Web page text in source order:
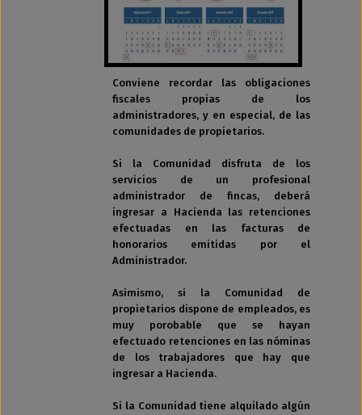
Conviene recordar las obligaciones
fiscales propias de los
administradores, y en especial, de las
comunidades de propietarios.
Si la Comunidad disfruta de los
servicios de un profesional
administrador de fincas, deberá
ingresar a Hacienda las retenciones
efectuadas en las facturas de
honorarios emitidas por el
Administrador.
Asimismo, si la Comunidad de
propietarios dispone de empleados, es
muy porobable que se hayan
efectuado retenciones en las nóminas
de los trabajadores que hay que
ingresar a Hacienda.
Si la Comunidad tiene alquilado algún